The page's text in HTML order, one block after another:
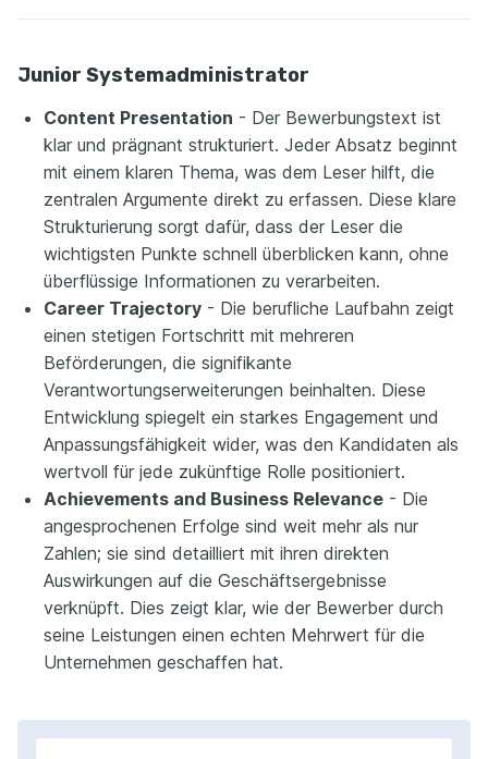
Junior Systemadministrator
Content Presentation - Der Bewerbungstext ist
klar und prägnant strukturiert. Jeder Absatz beginnt
mit einem klaren Thema, was dem Leser hilft, die
zentralen Argumente direkt zu erfassen. Diese klare
Strukturierung sorgt dafür, dass der Leser die
wichtigsten Punkte schnell überblicken kann, ohne
überflüssige Informationen zu verarbeiten.
Career Trajectory - Die berufliche Laufbahn zeigt
einen stetigen Fortschritt mit mehreren
Beförderungen, die signifikante
Verantwortungserweiterungen beinhalten. Diese
Entwicklung spiegelt ein starkes Engagement und
Anpassungsfähigkeit wider, was den Kandidaten als
wertvoll für jede zukünftige Rolle positioniert.
Achievements and Business Relevance - Die
angesprochenen Erfolge sind weit mehr als nur
Zahlen; sie sind detailliert mit ihren direkten
Auswirkungen auf die Geschäftsergebnisse
verknüpft. Dies zeigt klar, wie der Bewerber durch
seine Leistungen einen echten Mehrwert für die
Unternehmen geschaffen hat.